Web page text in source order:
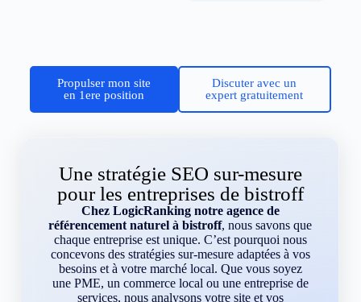
Propulser mon site
en 1ere position
Discuter avec un
expert gratuitement
Une stratégie SEO sur-mesure
pour les entreprises de bistroff
Chez LogicRanking notre agence de
référencement naturel à bistroff, nous savons que
chaque entreprise est unique. C’est pourquoi nous
concevons des stratégies sur-mesure adaptées à vos
besoins et à votre marché local. Que vous soyez
une PME, un commerce local ou une entreprise de
services, nous analysons votre site et vos